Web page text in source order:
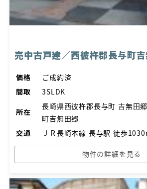
売中古戸建／西彼杵郡長与町
価格
ご成約済
間取
3SLDK
所在
長崎県西彼杵郡長与町 吉無
町吉無田郷
交通
ＪＲ長崎本線 長与駅 徒歩
物件の詳細を見る